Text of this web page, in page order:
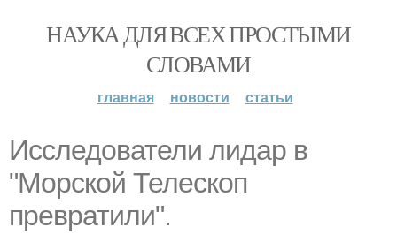
НАУКА ДЛЯ ВСЕХ ПРОСТЫМИ
СЛОВАМИ
главная новости статьи
Исследователи лидар в
"Морской Телескоп
превратили".